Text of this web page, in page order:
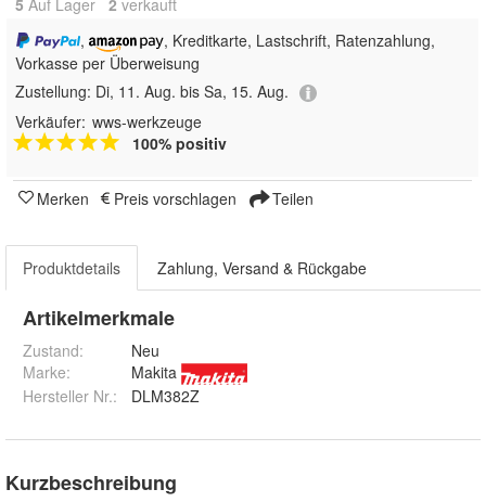
,
, Kreditkarte, Lastschrift, Ratenzahlung,
Vorkasse per Überweisung
Zustellung: Di, 11. Aug. bis Sa, 15. Aug.
Verkäufer: wws-werkzeuge
100% positiv
Merken Preis vorschlagen Teilen
Produktdetails Zahlung, Versand & Rückgabe
Artikelmerkmale
Zustand:
Neu
Marke:
Makita
Hersteller Nr.:
DLM382Z
Kurzbeschreibung